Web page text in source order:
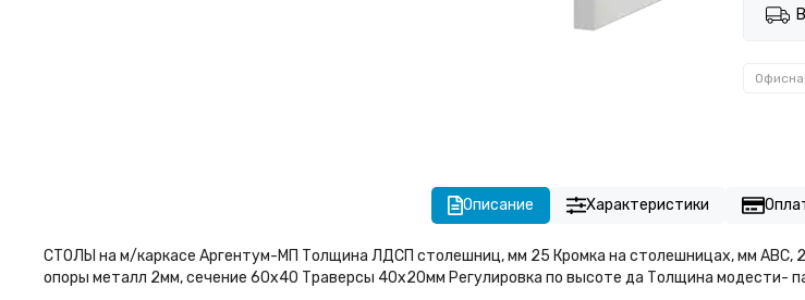
Описание Характеристики
СТОЛЫ на м/каркасе Аргентум-МП Толщина ЛДСП столешниц, мм 25 Кромка на столешницах, мм АВС,
опоры металл 2мм, сечение 60х40 Траверсы 40х20мм Регулировка по высоте да Толщина